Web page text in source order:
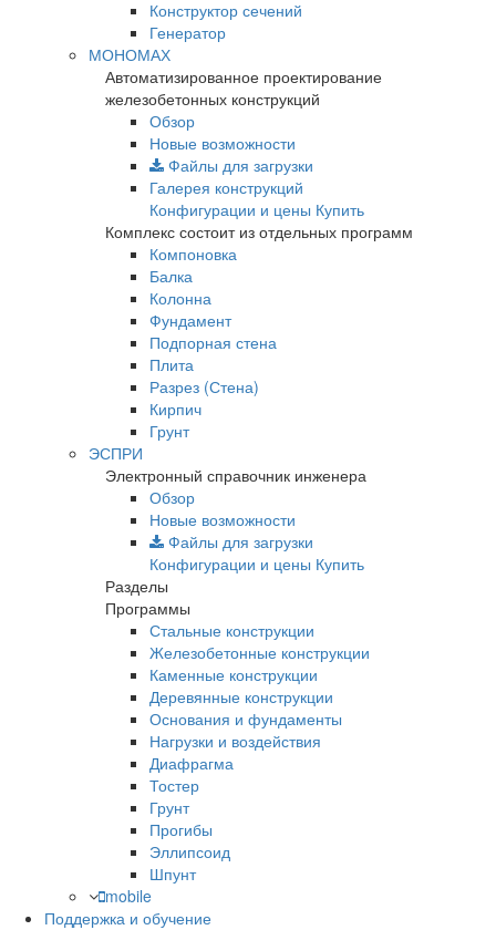
Конструктор сечений
Генератор
МОНОМАХ
Автоматизированное проектирование
железобетонных конструкций
Обзор
Новые возможности
Файлы для загрузки
Галерея конструкций
Конфигурации и цены Купить
Комплекс состоит из отдельных программ
Компоновка
Балка
Колонна
Фундамент
Подпорная стена
Плита
Разрез (Стена)
Кирпич
Грунт
ЭСПРИ
Электронный справочник инженера
Обзор
Новые возможности
Файлы для загрузки
Конфигурации и цены Купить
Разделы
Программы
Стальные конструкции
Железобетонные конструкции
Каменные конструкции
Деревянные конструкции
Основания и фундаменты
Нагрузки и воздействия
Диафрагма
Тостер
Грунт
Прогибы
Эллипсоид
Шпунт
mobile
Поддержка и обучение